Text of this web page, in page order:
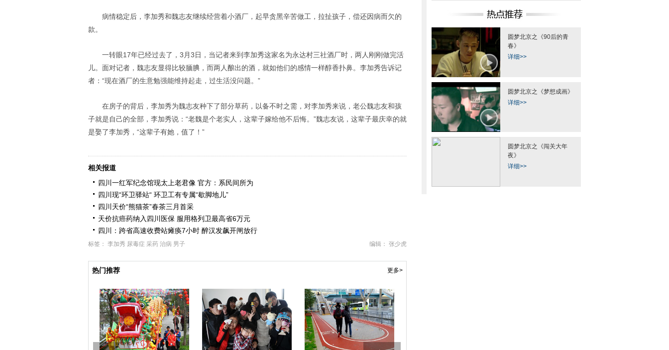
病情稳定后，李加秀和魏志友继续经营着小酒厂，起早贪黑辛苦做工，拉扯孩子，偿还因病而欠的
款。
一转眼17年已经过去了，3月3日，当记者来到李加秀这家名为永达村三社酒厂时，两人刚刚做完活
儿。面对记者，魏志友显得比较腼腆，而两人酿出的酒，就如他们的感情一样醇香扑鼻。李加秀告诉记
者：“现在酒厂的生意勉强能维持起走，过生活没问题。”
在房子的背后，李加秀为魏志友种下了部分草药，以备不时之需，对李加秀来说，老公魏志友和孩
子就是自己的全部，李加秀说：“老魏是个老实人，这辈子嫁给他不后悔。”魏志友说，这辈子最庆幸的就
是娶了李加秀，“这辈子有她，值了！”
相关报道
四川一红军纪念馆现太上老君像 官方：系民间所为
四川现“环卫驿站“ 环卫工有专属“歇脚地儿”
四川天价“熊猫茶”春茶三月首采
天价抗癌药纳入四川医保 服用格列卫最高省6万元
四川：跨省高速收费站瘫痪7小时 醉汉发飙开闸放行
编辑： 张少虎
标签： 李加秀 尿毒症 采药 治病 男子
热门推荐 更多>
圆梦北京之《90后的青
春》
详细>>
圆梦北京之《梦想成画》
详细>>
圆梦北京之《闯关大年
夜》
详细>>